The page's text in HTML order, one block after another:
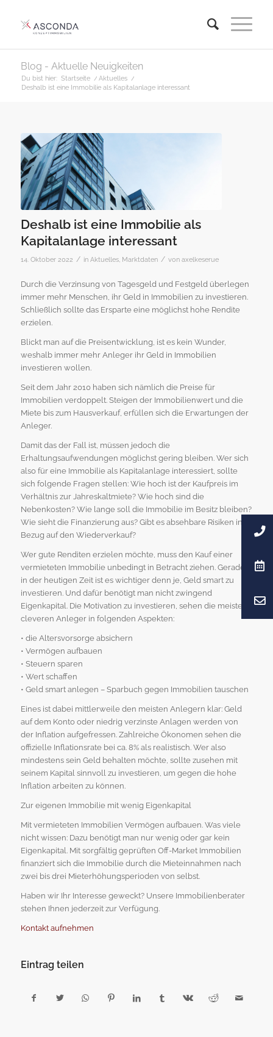
Blog - Aktuelle Neuigkeiten
Du bist hier: Startseite / Aktuelles /
Deshalb ist eine Immobilie als Kapitalanlage interessant
Deshalb ist eine Immobilie als
Kapitalanlage interessant
14. Oktober 2022 / in Aktuelles, Marktdaten / von axelkeserue
Durch die Verzinsung von Tagesgeld und Festgeld überlegen
immer mehr Menschen, ihr Geld in Immobilien zu investieren.
Schließlich sollte das Ersparte eine möglichst hohe Rendite
erzielen.
Blickt man auf die Preisentwicklung, ist es kein Wunder,
weshalb immer mehr Anleger ihr Geld in Immobilien
investieren wollen.
Seit dem Jahr 2010 haben sich nämlich die Preise für
Immobilien verdoppelt. Steigen der Immobilienwert und die
Miete bis zum Hausverkauf, erfüllen sich die Erwartungen der
Anleger.
Damit das der Fall ist, müssen jedoch die
Erhaltungsaufwendungen möglichst gering bleiben. Wer sich
also für eine Immobilie als Kapitalanlage interessiert, sollte
sich folgende Fragen stellen: Wie hoch ist der Kaufpreis im
Verhältnis zur Jahreskaltmiete? Wie hoch sind die
Nebenkosten? Wie lange soll die Immobilie im Besitz bleiben?
Wie sieht die Finanzierung aus? Gibt es absehbare Risiken in
Bezug auf den Wiederverkauf?
Wer gute Renditen erzielen möchte, muss den Kauf einer
vermieteten Immobilie unbedingt in Betracht ziehen. Gerade
in der heutigen Zeit ist es wichtiger denn je, Geld smart zu
investieren. Und dafür benötigt man nicht zwingend
Eigenkapital. Die Motivation zu investieren, sehen die meisten
cleveren Anleger in folgenden Aspekten:
• die Altersvorsorge absichern
• Vermögen aufbauen
• Steuern sparen
• Wert schaffen
• Geld smart anlegen – Sparbuch gegen Immobilien tauschen
Eines ist dabei mittlerweile den meisten Anlegern klar: Geld
auf dem Konto oder niedrig verzinste Anlagen werden von
der Inflation aufgefressen. Zahlreiche Ökonomen sehen die
offizielle Inflationsrate bei ca. 8% als realistisch. Wer also
mindestens sein Geld behalten möchte, sollte zusehen mit
seinem Kapital sinnvoll zu investieren, um gegen die hohe
Inflation arbeiten zu können.
Zur eigenen Immobilie mit wenig Eigenkapital
Mit vermieteten Immobilien Vermögen aufbauen. Was viele
nicht wissen: Dazu benötigt man nur wenig oder gar kein
Eigenkapital. Mit sorgfältig geprüften Off-Market Immobilien
finanziert sich die Immobilie durch die Mieteinnahmen nach
zwei bis drei Mieterhöhungsperioden von selbst.
Haben wir Ihr Interesse geweckt? Unsere Immobilienberater
stehen Ihnen jederzeit zur Verfügung.
Kontakt aufnehmen
Eintrag teilen